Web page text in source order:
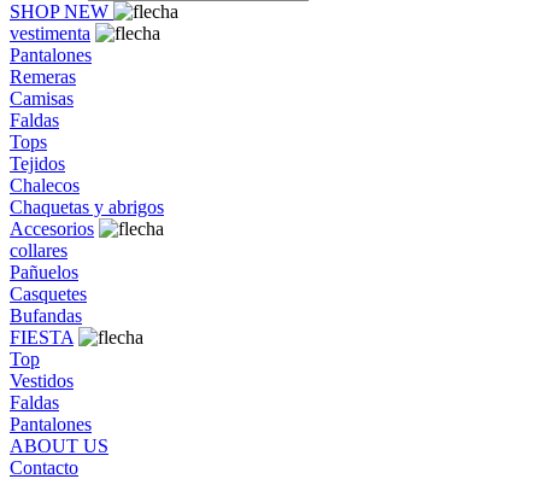
SHOP NEW
vestimenta
Pantalones
Remeras
Camisas
Faldas
Tops
Tejidos
Chalecos
Chaquetas y abrigos
Accesorios
collares
Pañuelos
Casquetes
Bufandas
FIESTA
Top
Vestidos
Faldas
Pantalones
ABOUT US
Contacto